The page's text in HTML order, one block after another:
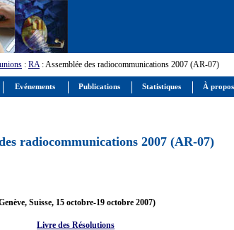
: RA: Assemblée des radiocommunications 2007 (AR-07)
radiocommunications 2007 (AR-07)
Suisse, 15 octobre-19 octobre 2007)
Livre des Résolutions
Evénements Publications Statistiques À